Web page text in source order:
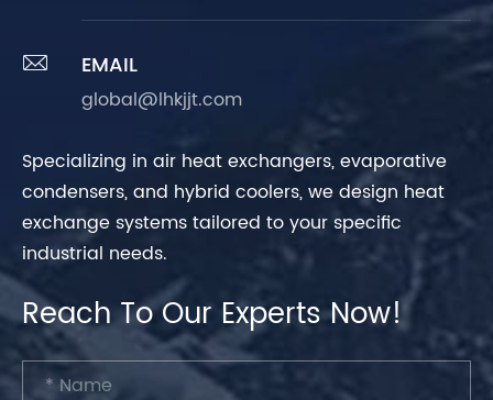
 EMAIL
global@lhkjjt.com
Specializing in air heat exchangers, evaporative
condensers, and hybrid coolers, we design heat
exchange systems tailored to your specific
industrial needs.
Reach To Our Experts Now!